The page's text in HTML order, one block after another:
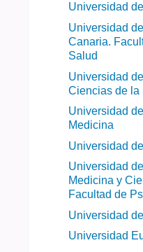
Universidad
Universidad
Canaria.
Salud
Universidad
Ciencias de la
Universidad
Medicina
Universidad
Universidad
Medicina y
Facultad de
Universidad
Universidad